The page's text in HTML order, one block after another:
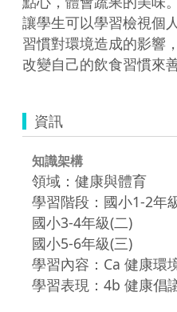
讓學生可以學習檢視個
習慣對環境造成的影響
改變自己的飲食習慣來
資訊
知識架構
領域：健康與體育
學習階段：國小1-2年
國小3-4年級(二)
國小5-6年級(三)
學習內容：Ca 健康環
學習表現：4b 健康倡